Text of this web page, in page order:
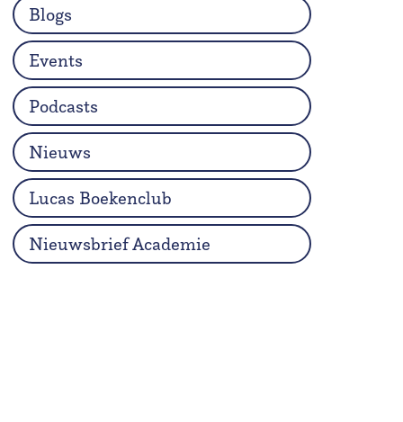
Blogs
Events
Podcasts
Nieuws
Lucas Boekenclub
Nieuwsbrief Academie